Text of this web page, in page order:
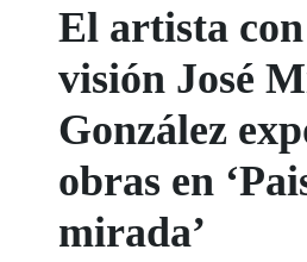
El artista
visión José
González
obras en
mirada’